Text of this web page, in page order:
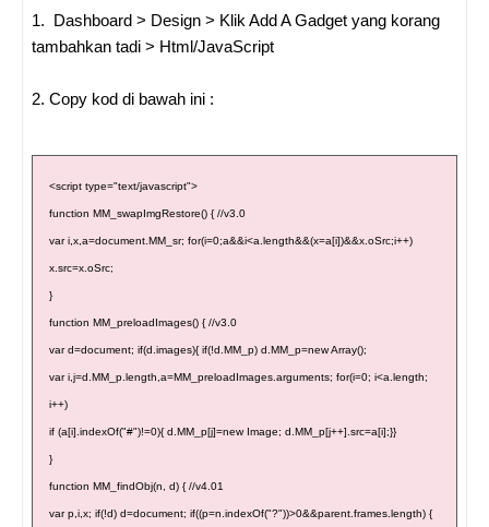
1. Dashboard > Design > Klik Add A Gadget yang korang
tambahkan tadi > Html/JavaScript
2. Copy kod di bawah ini :
<script type="text/javascript">
function MM_swapImgRestore() { //v3.0
var i,x,a=document.MM_sr; for(i=0;a&&i<a.length&&(x=a[i])&&x.oSrc;i++)
x.src=x.oSrc;
}
function MM_preloadImages() { //v3.0
var d=document; if(d.images){ if(!d.MM_p) d.MM_p=new Array();
var i,j=d.MM_p.length,a=MM_preloadImages.arguments; for(i=0; i<a.length;
i++)
if (a[i].indexOf("#")!=0){ d.MM_p[j]=new Image; d.MM_p[j++].src=a[i];}}
}
function MM_findObj(n, d) { //v4.01
var p,i,x; if(!d) d=document; if((p=n.indexOf("?"))>0&&parent.frames.length) {